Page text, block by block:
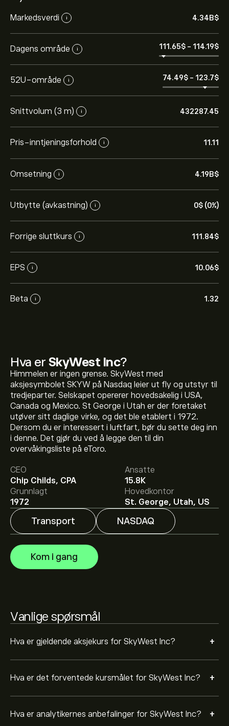
Markedsverdi i 4.34B‎$‎
Dagens område i 111.65‎$‎ - 114.19‎$‎
52U-område i 74.49‎$‎ - 123.7‎$‎
Snittvolum (3 m) i 432287.45
Pris-inntjeningsforhold i 11.11
Omsetning i 4.19B‎$‎
Utbytte (avkastning) i 0‎$‎ (0%)
Forrige sluttkurs i 111.84‎$‎
EPS i 10.06‎$‎
Beta i 1.32
Hva er SkyWest Inc?
Himmelen er ingen grense. SkyWest med
aksjesymbolet SKYW på Nasdaq leier ut fly og utstyr til
tredjeparter. Selskapet opererer hovedsakelig i USA,
Canada og Mexico. St George i Utah er der foretaket
utøver sitt daglige virke, og det ble etablert i 1972.
Dersom du er interessert i luftfart, bør du sette deg inn
i denne. Det gjør du ved å legge den til din
overvåkingsliste på eToro.
CEO
Chip Childs, CPA
Ansatte
15.8K
Grunnlagt
1972
Hovedkontor
St. George, Utah, US
Transport NASDAQ
Kom i gang
Vanlige spørsmål
Hva er gjeldende aksjekurs for SkyWest Inc? +
Den nåværende prisen på SKYW er 111.84‎$‎.
Hva er det forventede kursmålet for SkyWest Inc? +
111.84‎$‎.
på eToro for detaljerte
forventninger og kursmål fra analytikere.
Hva er analytikernes anbefalinger for SkyWest Inc? +
Analytikere gir forventninger for SkyWest Inc basert på
markedstrender, finansielle rapporter og forventet
vekst. Sjekk de nyeste forventningene for fremtidige
prisbevegelser.
Markedsverdien til SkyWest Inc er 4.34B‎$‎
Basert på anbefalinger fra 2 analytikere for SKYW de